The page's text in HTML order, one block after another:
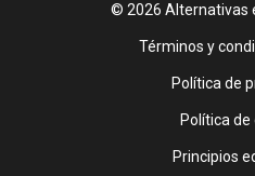
© 2026 Alternativas
Footer
Términos y
Política de
Política de
Principios